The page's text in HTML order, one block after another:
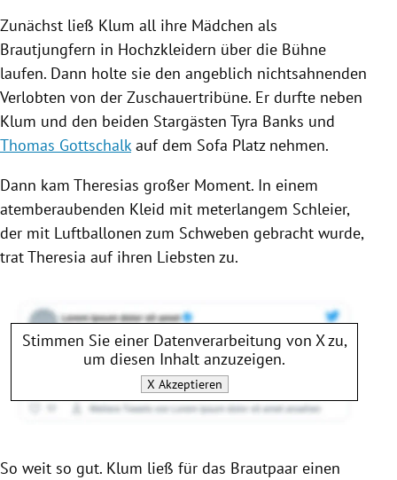
Zunächst ließ Klum all ihre Mädchen als
Brautjungfern in Hochzkleidern über die Bühne
laufen. Dann holte sie den angeblich nichtsahnenden
Verlobten von der Zuschauertribüne. Er durfte neben
Klum und den beiden Stargästen Tyra Banks und
Thomas Gottschalkauf dem Sofa Platz nehmen.
Dann kam Theresias großer Moment. In einem
atemberaubenden Kleid mit meterlangem Schleier,
der mit Luftballonen zum Schweben gebracht wurde,
trat Theresia auf ihren Liebsten zu.
Stimmen Sie einer Datenverarbeitung von Xzu,
um diesen Inhalt anzuzeigen.
X Akzeptieren
So weit so gut. Klum ließ für das Brautpaar einen